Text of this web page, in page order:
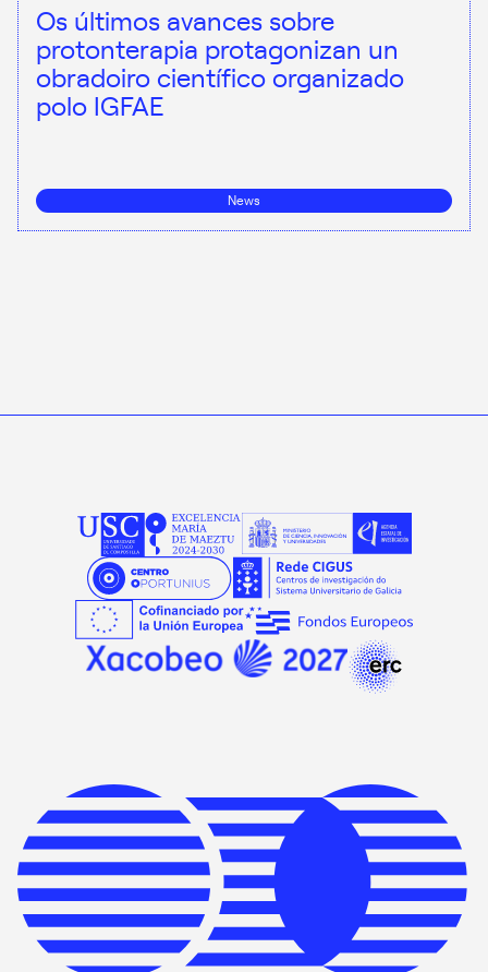
Os últimos avances sobre
protonterapia protagonizan un
obradoiro científico organizado
polo IGFAE
News